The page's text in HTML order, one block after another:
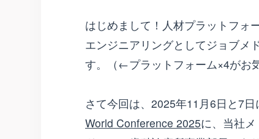
はじめまして！人材プラットフォ
エンジニアリングとしてジョブメ
す。（←プラットフォーム×4がお
さて今回は、2025年11月6日と7
World Conference 2025に、当社